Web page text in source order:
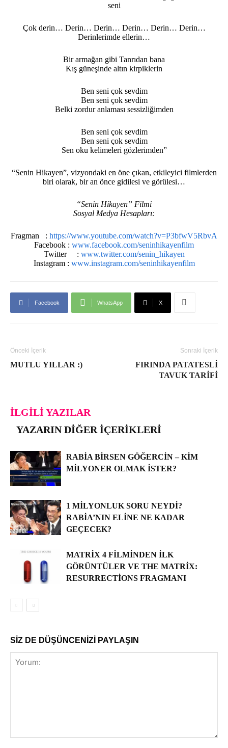
seni
Çok derin… Derin… Derin… Derin… Derin… Derin…
Derinlerimde ellerin…
Bir armağan gibi Tanrıdan bana
Kış güneşinde altın kirpiklerin
Ben seni çok sevdim
Ben seni çok sevdim
Belki zordur anlaması sessizliğimden
Ben seni çok sevdim
Ben seni çok sevdim
Sen oku kelimeleri gözlerimden”
“Senin Hikayen”, vizyondaki en öne çıkan, etkileyici filmlerden
biri olarak, bir an önce gidilesi ve görülesi…
“Senin Hikayen” Filmi
Sosyal Medya Hesapları:
Fragman : https://www.youtube.com/watch?v=P3bfwV5RbvA
Facebook : www.facebook.com/seninhikayenfilm
Twitter : www.twitter.com/senin_hikayen
Instagram : www.instagram.com/seninhikayenfilm
Facebook WhatsApp X
Önceki İçerik
MUTLU YILLAR :)
Sonraki İçerik
FIRINDA PATATESLI
TAVUK TARIFI
İLGILI YAZILAR
YAZARIN DIĞER İÇERIKLERI
RABIA BIRSEN GÖĞERCIN – KIM
MILYONER OLMAK İSTER?
1 MILYONLUK SORU NEYDI?
RABIA’NIN ELINE NE KADAR
GEÇECEK?
MATRIX 4 FILMINDEN İLK
GÖRÜNTÜLER VE THE MATRIX:
RESURRECTIONS FRAGMANI
SİZ DE DÜŞÜNCENİZİ PAYLAŞIN